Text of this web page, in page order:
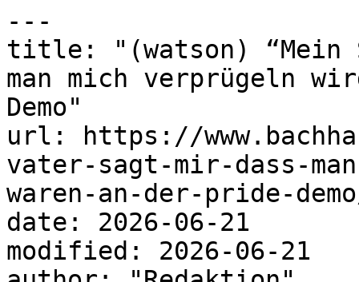
---
title: "(watson) “Mein
man mich verprügeln
Demo"
url: https://
vater-sagt-mir-dass-
waren-an-der-pride-
date: 2026-06-21
modified: 2026-06-21